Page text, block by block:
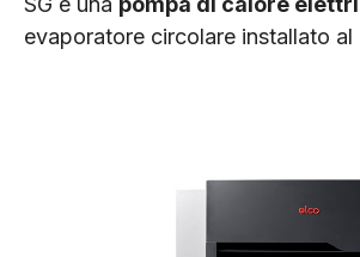
evaporatore circolare installato